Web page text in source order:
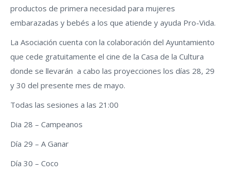
productos de primera necesidad para mujeres
embarazadas y bebés a los que atiende y ayuda Pro-Vida.
La Asociación cuenta con la colaboración del Ayuntamiento
que cede gratuitamente el cine de la Casa de la Cultura
donde se llevarán a cabo las proyecciones los días 28, 29
y 30 del presente mes de mayo.
Todas las sesiones a las 21:00
Dia 28 – Campeanos
Día 29 – A Ganar
Día 30 – Coco